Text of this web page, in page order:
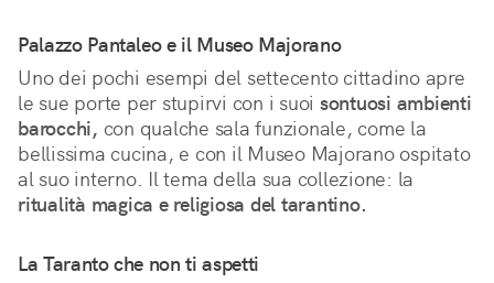
Palazzo Pantaleo e il Museo Majorano
Uno dei pochi esempi del settecento cittadino apre
le sue porte per stupirvi con i suoi sontuosi ambienti
barocchi, con qualche sala funzionale, come la
bellissima cucina, e con il Museo Majorano ospitato
al suo interno. Il tema della sua collezione: la
ritualità magica e religiosa del tarantino.
La Taranto che non ti aspetti